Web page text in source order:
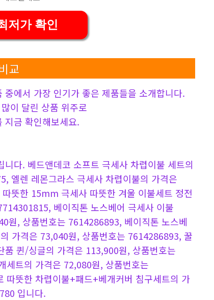
저가 확인
교
에서 가장 인기가 좋은 제품들을 소개합니다.
이 달린 상품 위주로
지금 확인해보세요.
다. 베드앤데코 소프트 극세사 차렵이불 세트의
엘렌 레몬그라스 극세사 차렵이불의 가격은
뜻한 15mm 극세사 따뜻한 겨울 이불세트 정전
베이직톤 노스베어 극세사 이불
원, 상품번호는 7614286893, 베이직톤 노스베
가격은 73,040원, 상품번호는 7614286893, 꿀
퀸/싱글의 가격은 113,900원, 상품번호는
세트의 가격은 72,080원, 상품번호는
뜻한 차렵이불+패드+베개커버 침구세트의 가
입니다.